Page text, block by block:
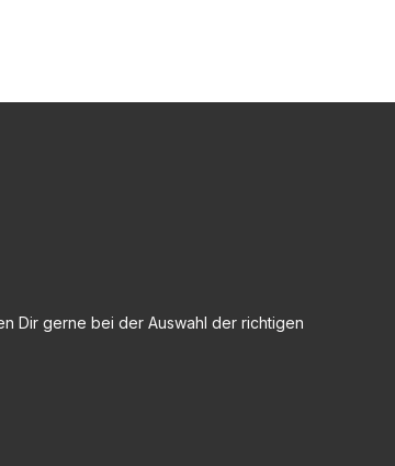
Dir gerne bei der Auswahl der richtigen